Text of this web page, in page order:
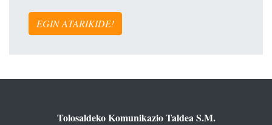
EGIN ATARIKIDE!
Tolosaldeko Komunikazio Taldea S.M.